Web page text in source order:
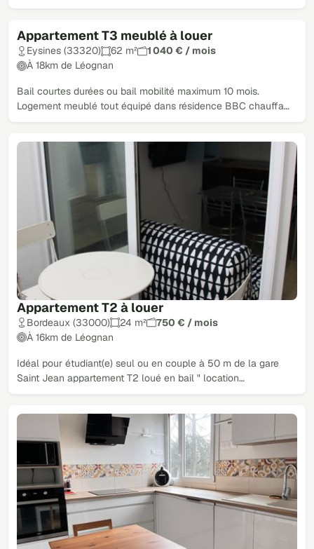
Appartement T3 meublé à louer
Eysines (33320) 62 m²
1 040 € / mois
À 18km de Léognan
Bail courtes durées ou bail mobilité maximum 10 mois.
Logement meublé tout équipé dans résidence BBC chauffa…
Appartement T2 à louer
Bordeaux (33000) 24 m²
750 € / mois
À 16km de Léognan
Idéal pour étudiant(e) seul ou en couple à 50 m de la gare
Saint Jean appartement T2 loué en bail " location…